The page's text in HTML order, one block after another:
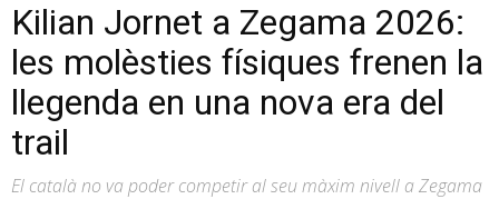
Kilian Jornet a Zegama 2026:
les molèsties físiques frenen la
llegenda en una nova era del
trail
El català no va poder competir al seu màxim nivell a Zegama